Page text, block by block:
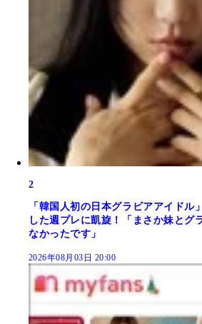
2
「韓国人初の日本グラビアアイドル
した週プレに凱旋！「まさか妹とグ
なかったです」
2026年08月03日 20:00